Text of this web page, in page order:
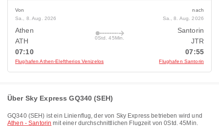
Von
Sa., 8. Aug. 2026
Athen
ATH
07:10
Flughafen Athen-Eleftherios Venizelos
0Std. 45Min.
nach
Sa., 8. Aug. 2026
Santorin
JTR
07:55
Flughafen Santorin
Über Sky Express GQ340 (SEH)
GQ340(SEH) ist ein Linienflug, der von Sky Express betrieben wird und
Athen - Santorin mit einer durchschnittlichen Flugzeit von0Std. 45Min.